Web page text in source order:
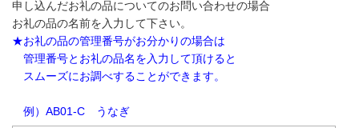
申し込んだお礼の品についてのお問い合わせの場合
お礼の品の名前を入力して下さい。
★お礼の品の管理番号がお分かりの場合は
管理番号とお礼の品名を入力して頂けると
スムーズにお調べすることができます。
例）AB01-C うなぎ